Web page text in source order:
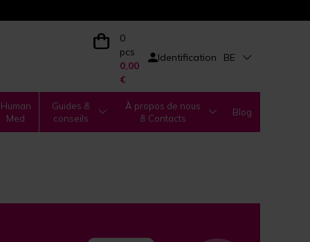
0
pcs
0,00
€
Identification BE
Human
Med
Guides &
conseils
À propos de nous
& Contacts
Blog